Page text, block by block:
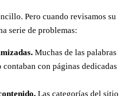
Pero cuando revisamos su
serie de problemas:
Muchas de las palabras
con páginas dedicadas
Las categorías del sitio